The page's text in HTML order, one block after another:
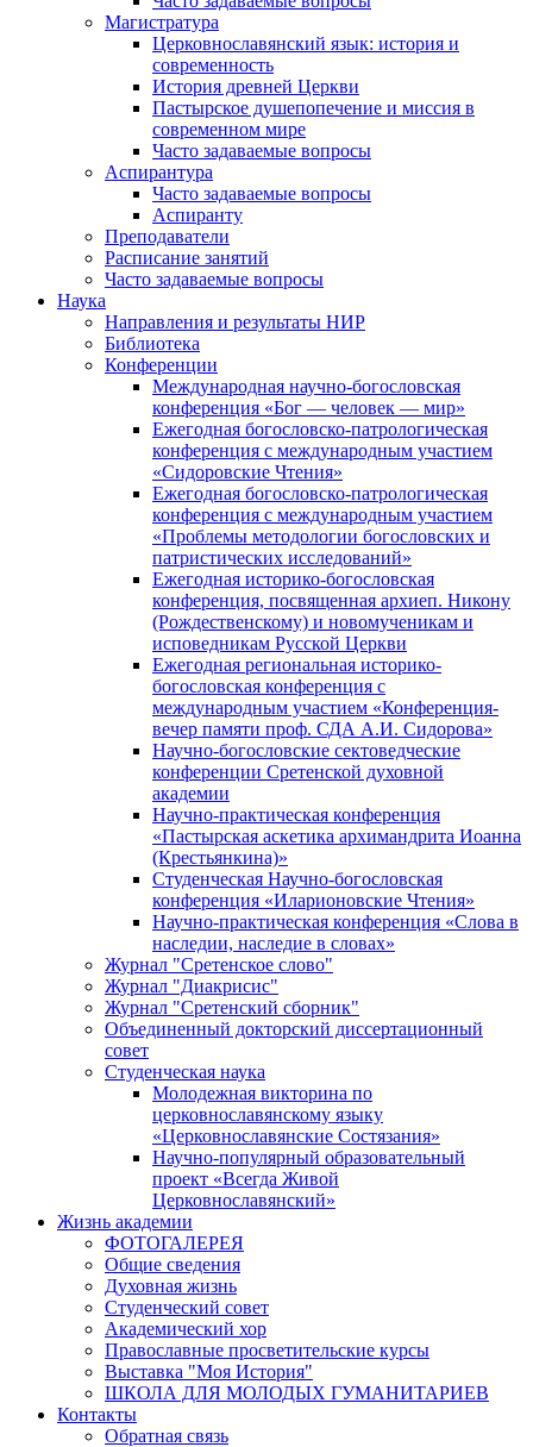
Магистратура
Церковнославянский язык: история и
современность
История древней Церкви
Пастырское душепопечение и миссия в
современном мире
Часто задаваемые вопросы
Аспирантура
Часто задаваемые вопросы
Аспиранту
Преподаватели
Расписание занятий
Часто задаваемые вопросы
Наука
Направления и результаты НИР
Библиотека
Конференции
Международная научно-богословская
конференция «Бог — человек — мир»
Ежегодная богословско-патрологическая
конференция с международным участием
«Сидоровские Чтения»
Ежегодная богословско-патрологическая
конференция с международным участием
«Проблемы методологии богословских и
патристических исследований»
Ежегодная историко-богословская
конференция, посвященная архиеп. Никону
(Рождественскому) и новомученикам и
исповедникам Русской Церкви
Ежегодная региональная историко-
богословская конференция с
международным участием «Конференция-
вечер памяти проф. СДА А.И. Сидорова»
Научно-богословские сектоведческие
конференции Сретенской духовной
академии
Научно-практическая конференция
«Пастырская аскетика архимандрита Иоанна
(Крестьянкина)»
Студенческая Научно-богословская
конференция «Иларионовские Чтения»
Научно-практическая конференция «Cлова в
наследии, наследие в словах»
Журнал "Сретенское слово"
Журнал "Диакрисис"
Журнал "Сретенский сборник"
Объединенный докторский диссертационный
совет
Студенческая наука
Молодежная викторина по
церковнославянскому языку
«Церковнославянские Состязания»
Научно-популярный образовательный
проект «Всегда Живой
Церковнославянский»
Жизнь академии
ФОТОГАЛЕРЕЯ
Общие сведения
Духовная жизнь
Студенческий совет
Академический хор
Православные просветительские курсы
Выставка "Моя История"
ШКОЛА ДЛЯ МОЛОДЫХ ГУМАНИТАРИЕВ
Контакты
Обратная связь